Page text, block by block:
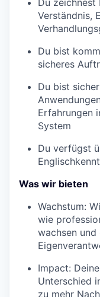
Du
Verständnis,
Du bist
sicheres
Du bist
Erfahrungen
System
Du verfügst
Was wir bieten
Wachstum:
wie
wachsen
Impact:
Unterschied
zu mehr